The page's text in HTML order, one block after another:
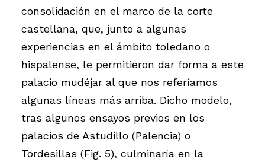
consolidación en el marco de la corte
castellana, que, junto a algunas
experiencias en el ámbito toledano o
hispalense, le permitieron dar forma a este
palacio mudéjar al que nos referíamos
algunas líneas más arriba. Dicho modelo,
tras algunos ensayos previos en los
palacios de Astudillo (Palencia) o
Tordesillas (Fig. 5), culminaría en la